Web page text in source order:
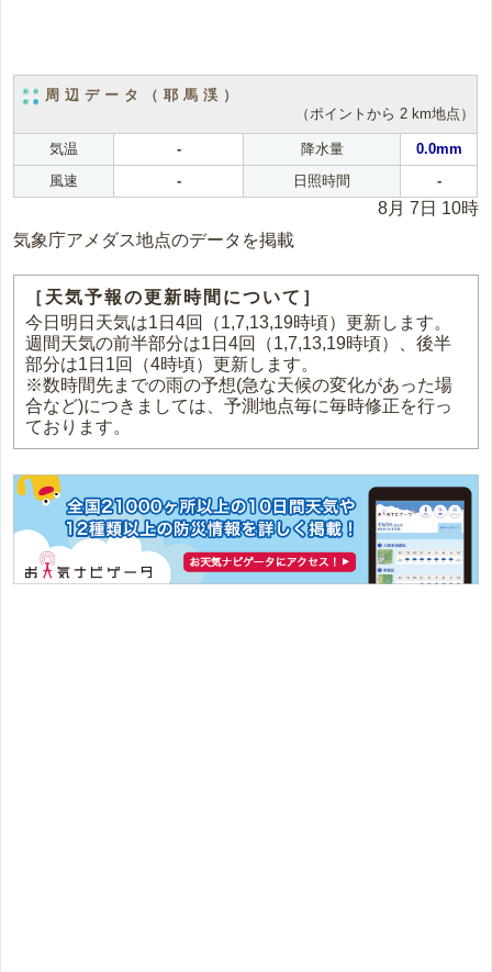
周辺データ（耶馬渓）
（ポイントから 2 km地点）
気温 - 降水量
0.0mm
風速
- 日照時間 -
8月 7日 10時
気象庁アメダス地点のデータを掲載
［天気予報の更新時間について］
今日明日天気は1日4回（1,7,13,19時頃）更新します。
週間天気の前半部分は1日4回（1,7,13,19時頃）、後半
部分は1日1回（4時頃）更新します。
※数時間先までの雨の予想(急な天候の変化があった場
合など)につきましては、予測地点毎に毎時修正を行っ
ております。